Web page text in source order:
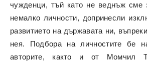
чужденци, тъй като не веднъж сме
немалко личности, допринесли
развитието на държавата ни,
нея. Подбора на личностите бе
авторите, както и от Момчил